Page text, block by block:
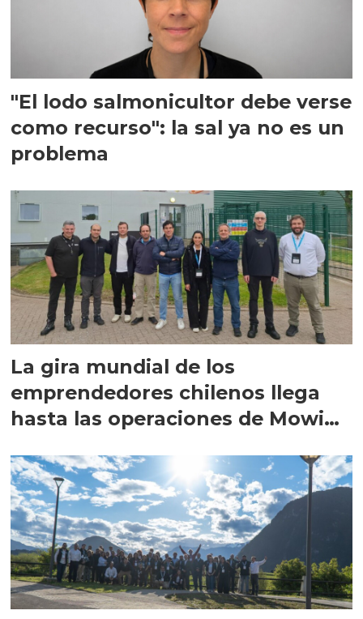
"El lodo salmonicultor debe verse
como recurso": la sal ya no es un
problema
La gira mundial de los
emprendedores chilenos llega
hasta las operaciones de Mowi